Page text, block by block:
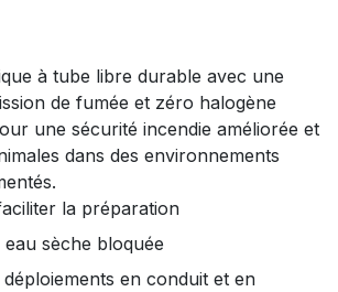
à tube libre durable avec une
de fumée et zéro halogène
une sécurité incendie améliorée et
dans des environnements
la préparation
sèche bloquée
en conduit et en